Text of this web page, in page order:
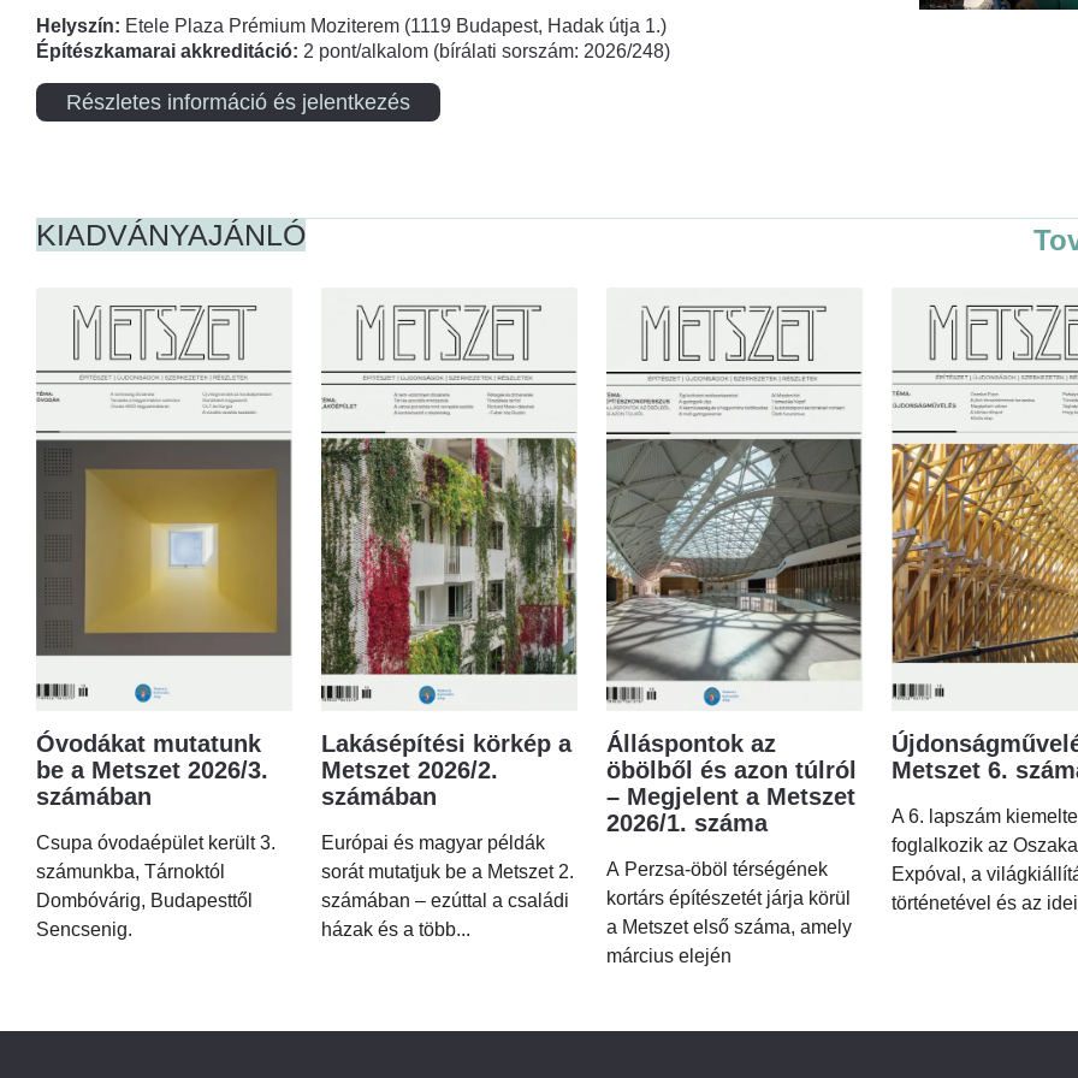
Helyszín: Etele Plaza Prémium Moziterem (1119 Budapest, Hadak útja 1.)
Építészkamarai akkreditáció: 2 pont/alkalom (bírálati sorszám: 2026/248)
Részletes információ és jelentkezés
KIADVÁNYAJÁNLÓ
Óvodákat mutatunk
be a Metszet 2026/3.
számában
Csupa óvodaépület került 3.
számunkba, Tárnoktól
Dombóvárig, Budapesttől
Sencsenig.
Lakásépítési körkép a
Metszet 2026/2.
számában
Európai és magyar példák
sorát mutatjuk be a Metszet 2.
számában – ezúttal a családi
házak és a több...
Álláspontok az
öbölből és azon túlról
– Megjelent a Metszet
2026/1. száma
A Perzsa-öböl térségének
kortárs építészetét járja körül
a Metszet első száma, amely
március elején
Metszet 6.
A 6. lapszám
foglalkozik az
Expóval, a
történetével és az